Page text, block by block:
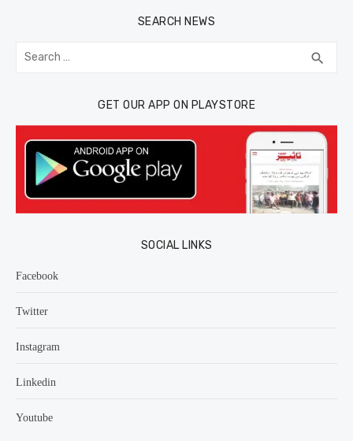
SEARCH NEWS
Search
for: search
GET OUR APP ON PLAYSTORE
SOCIAL LINKS
Facebook
Twitter
Instagram
Linkedin
Youtube